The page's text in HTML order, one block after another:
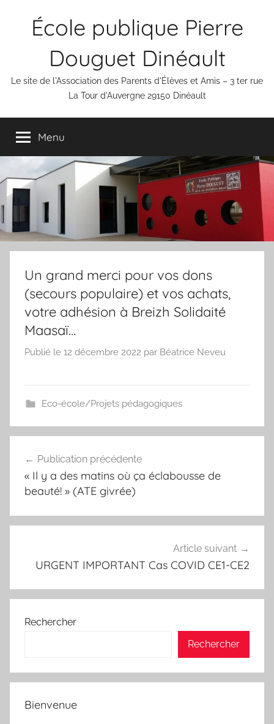
École publique Pierre
Douguet Dinéault
Le site de l'Association des Parents d'Élèves et Amis – 3 ter rue
La Tour d'Auvergne 29150 Dinéault
Menu
Un grand merci pour vos dons
(secours populaire) et vos achats,
votre adhésion à Breizh Solidaité
Maasaï…
Publié le 12 décembre 2022 par Béatrice Neveu
Eco-école/Projets pédagogiques
de
l’article
Publication précédente
« Il y a des matins où ça éclabousse de
beauté! » (ATE givrée)
Article suivant
URGENT IMPORTANT Cas COVID CE1-CE2
Rechercher
Rechercher
Bienvenue